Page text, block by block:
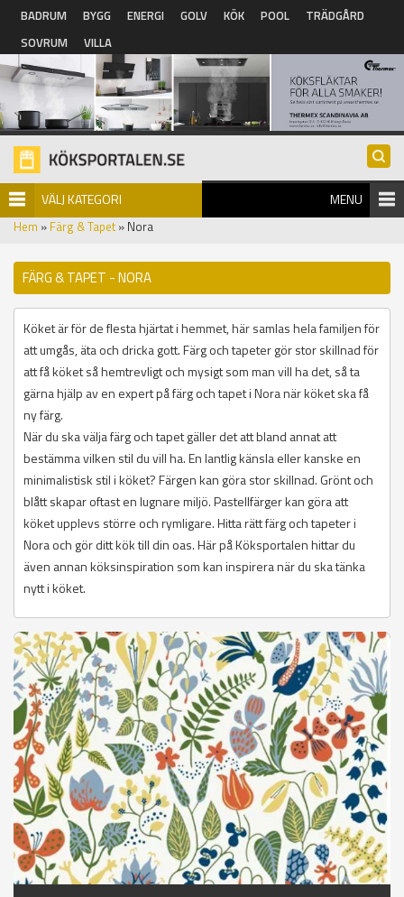
Hoppa till huvudinnehåll
BADRUM BYGG ENERGI GOLV KÖK POOL
TRÄDGÅRD
SOVRUM
VILLA
VÄLJ KATEGORI MENU
Hem » Färg & Tapet» Nora
FÄRG & TAPET - NORA
Köket är för de flesta hjärtat i hemmet, här samlas hela familjen för
att umgås, äta och dricka gott. Färg och tapeter gör stor skillnad för
att få köket så hemtrevligt och mysigt som man vill ha det, så ta
gärna hjälp av en expert på färg och tapet i Nora när köket ska få
ny färg.
När du ska välja färg och tapet gäller det att bland annat att
bestämma vilken stil du vill ha. En lantlig känsla eller kanske en
minimalistisk stil i köket? Färgen kan göra stor skillnad. Grönt och
blått skapar oftast en lugnare miljö. Pastellfärger kan göra att
köket upplevs större och rymligare. Hitta rätt färg och tapeter i
Nora och gör ditt kök till din oas. Här på Köksportalen hittar du
även annan köksinspiration som kan inspirera när du ska tänka
nytt i köket.